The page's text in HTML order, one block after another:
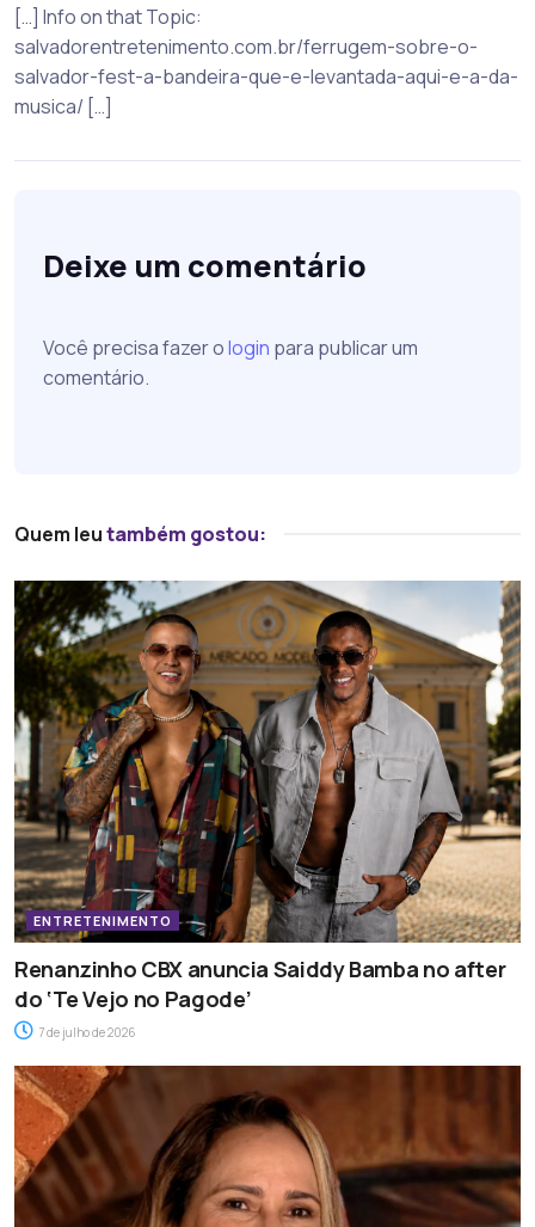
[…] Info on that Topic:
salvadorentretenimento.com.br/ferrugem-sobre-o-
salvador-fest-a-bandeira-que-e-levantada-aqui-e-a-da-
musica/ […]
Deixe um comentário
Você precisa fazer ologin para publicar um
comentário.
Quem leutambém gostou:
ENTRETENIMENTO
Renanzinho CBX anuncia Saiddy Bamba no after
do ‘Te Vejo no Pagode’
7 de julho de 2026